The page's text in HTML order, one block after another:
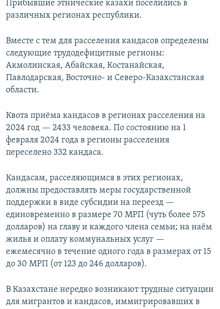
Прибывшие этнические казахи поселились в
различных регионах республики.
Вместе с тем для расселения кандасов определены
следующие трудодефицитные регионы:
Акмолинская, Абайская, Костанайская,
Павлодарская, Восточно- и Северо-Казахстанская
области.
Квота приёма кандасов в регионах расселения на
2024 год — 2433 человека. По состоянию на 1
февраля 2024 года в регионы расселения
переселено 332 кандаса.
Кандасам, расселяющимся в этих регионах,
должны предоставлять меры государственной
поддержки в виде субсидии на переезд —
единовременно в размере 70 МРП (чуть более 575
долларов) на главу и каждого члена семьи; на наём
жилья и оплату коммунальных услуг —
ежемесячно в течение одного года в размерах от 15
до 30 МРП (от 123 до 246 долларов).
В Казахстане нередко возникают трудные ситуации
для мигрантов и кандасов, иммигрировавших в